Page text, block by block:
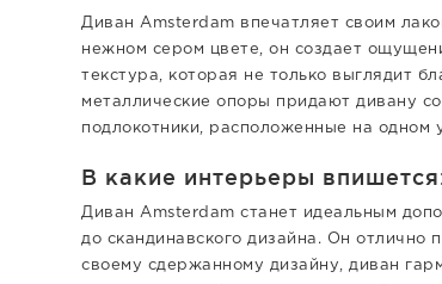
Диван Amsterdam впечатляет своим
нежном сером цвете, он создает
текстура, которая не только выглядит
металлические опоры придают дивану
подлокотники, расположенные на одном
В какие интерьеры
Диван Amsterdam станет идеальным
до скандинавского дизайна. Он отлично
своему сдержанному дизайну, диван